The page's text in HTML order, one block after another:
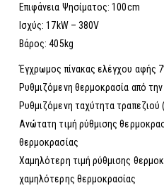
Επιφάνεια Ψησίματος: 100cm
Ισχύς: 17kW – 380V
Βάρος: 405kg
Έγχρωμος πίνακας ελέγχου αφής
Ρυθμιζόμενη θερμοκρασία από
Ρυθμιζόμενη ταχύτητα τραπεζιού
Ανώτατη τιμή ρύθμισης
θερμοκρασίας
Χαμηλότερη τιμή ρύθμισης
χαμηλότερης θερμοκρασίας